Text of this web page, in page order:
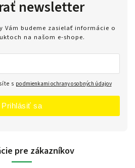
newsletter
Vám budeme zasielať informácie o
na našom e-shope.
s podmienkami ochrany osobných údajov
Prihlásiť sa
pre zákazníkov